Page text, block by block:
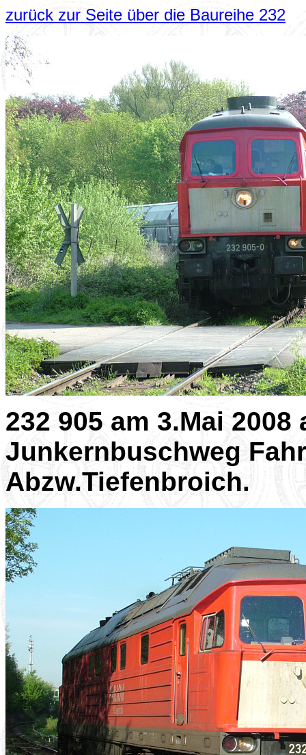
zurück zur Seite über die Baureihe 232
232 905 am 3.Mai 2008
Junkernbuschweg
Abzw.Tiefenbroich.